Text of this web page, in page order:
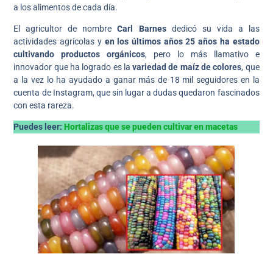
a los alimentos de cada día.
El agricultor de nombreCarl Barnesdedicó su vida a las
actividades agrícolas y en los últimos años 25 años ha estado
cultivando productos orgánicos, pero lo más llamativo e
innovador que ha logrado es lavariedad de maíz de colores, que
a la vez lo ha ayudado a ganar más de 18 mil seguidores en la
cuenta de Instagram, que sin lugar a dudas quedaron fascinados
con esta rareza.
Puedes leer:Hortalizas que se pueden cultivar en macetas